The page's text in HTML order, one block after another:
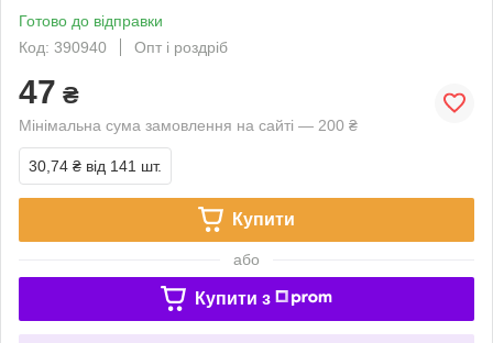
Готово до відправки
Код: 390940
Опт і роздріб
47 ₴
Мінімальна сума замовлення на сайті — 200 ₴
30,74 ₴ від 141 шт.
Купити
або
Купити з